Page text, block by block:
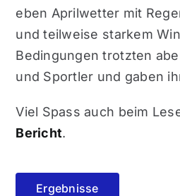
eben Aprilwetter mit
und teilweise starkem
Bedingungen trotzten
und Sportler und gaben
Viel Spass auch beim
Bericht.
Ergebnisse